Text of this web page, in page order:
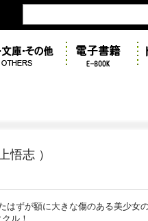
悟志 ）
ずが額に大きな傷のある美少女
ル！